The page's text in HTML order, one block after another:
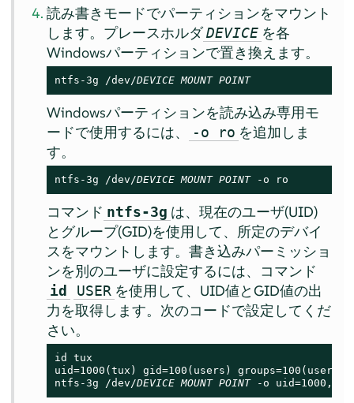
読み書きモードでパーティションをマウント
します。プレースホルダDEVICE を各
Windowsパーティションで置き換えます。
ntfs-3g /dev/DEVICE MOUNT POINT
Windowsパーティションを読み込み専用モ
ードで使用するには、
-o ro を追加しま
す。
ntfs-3g /dev/DEVICE MOUNT POINT -o ro
コマンド ntfs-3g は、現在のユーザ(UID)
とグループ(GID)を使用して、所定のデバイ
スをマウントします。書き込みパーミッショ
ンを別のユーザに設定するには、コマンド
id USER を使用して、UID値とGID値の出
力を取得します。次のコードで設定してくだ
さい。
id tux
uid=1000(tux) gid=100(users)
ntfs-3g /dev/DEVICE MOUNT POINT -o